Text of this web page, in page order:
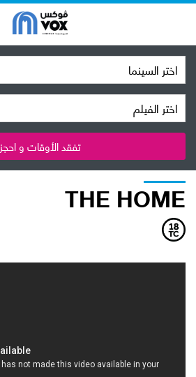
اختر السينما
اختر الفيلم
تفقد الأوقات و احجز
THE HOME